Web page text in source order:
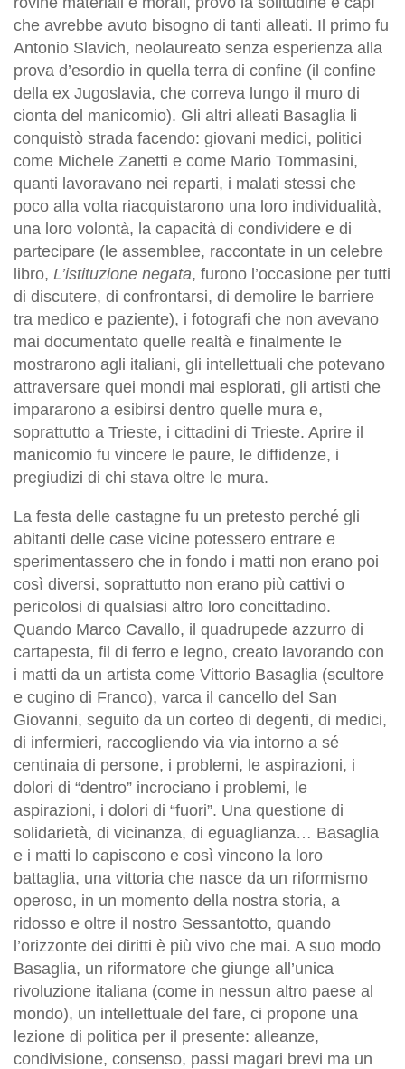
che avrebbe avuto bisogno di tanti alleati. Il primo fu
Antonio Slavich, neolaureato senza esperienza alla
prova d’esordio in quella terra di confine (il confine
della ex Jugoslavia, che correva lungo il muro di
cionta del manicomio). Gli altri alleati Basaglia li
conquistò strada facendo: giovani medici, politici
come Michele Zanetti e come Mario Tommasini,
quanti lavoravano nei reparti, i malati stessi che
poco alla volta riacquistarono una loro individualità,
una loro volontà, la capacità di condividere e di
partecipare (le assemblee, raccontate in un celebre
libro, L’istituzione negata, furono l’occasione per tutti
di discutere, di confrontarsi, di demolire le barriere
tra medico e paziente), i fotografi che non avevano
mai documentato quelle realtà e finalmente le
mostrarono agli italiani, gli intellettuali che potevano
attraversare quei mondi mai esplorati, gli artisti che
impararono a esibirsi dentro quelle mura e,
soprattutto a Trieste, i cittadini di Trieste. Aprire il
manicomio fu vincere le paure, le diffidenze, i
pregiudizi di chi stava oltre le mura.
La festa delle castagne fu un pretesto perché gli
abitanti delle case vicine potessero entrare e
sperimentassero che in fondo i matti non erano poi
così diversi, soprattutto non erano più cattivi o
pericolosi di qualsiasi altro loro concittadino.
Quando Marco Cavallo, il quadrupede azzurro di
cartapesta, fil di ferro e legno, creato lavorando con
i matti da un artista come Vittorio Basaglia (scultore
e cugino di Franco), varca il cancello del San
Giovanni, seguito da un corteo di degenti, di medici,
di infermieri, raccogliendo via via intorno a sé
centinaia di persone, i problemi, le aspirazioni, i
dolori di “dentro” incrociano i problemi, le
aspirazioni, i dolori di “fuori”. Una questione di
solidarietà, di vicinanza, di eguaglianza… Basaglia
e i matti lo capiscono e così vincono la loro
battaglia, una vittoria che nasce da un riformismo
operoso, in un momento della nostra storia, a
ridosso e oltre il nostro Sessantotto, quando
l’orizzonte dei diritti è più vivo che mai. A suo modo
Basaglia, un riformatore che giunge all’unica
rivoluzione italiana (come in nessun altro paese al
mondo), un intellettuale del fare, ci propone una
lezione di politica per il presente: alleanze,
condivisione, consenso, passi magari brevi ma un